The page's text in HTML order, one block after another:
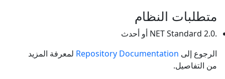
متطلبات النظام
.NET Standard 2.0 أو أحدث
الرجوع إلى Repository Documentation لمعرفة المزيد
من التفاصيل.